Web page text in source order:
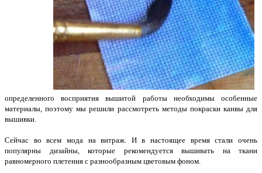
определенного восприятия вышитой работы необходимы особенные
материалы, поэтому мы решили рассмотреть методы покраски канвы для
вышивки.
Сейчас во всем мода на витраж. И в настоящее время стали очень
популярны дизайны, которые рекомендуется вышивать на ткани
равномерного плетения с разнообразным цветовым фоном.